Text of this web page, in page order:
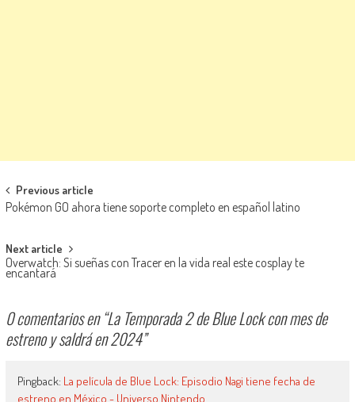
Navegación de entradas
Previous article
Pokémon GO ahora tiene soporte completo en español latino
Next article
Overwatch: Si sueñas con Tracer en la vida real este cosplay te
encantará
0 comentarios en “La Temporada 2 de Blue Lock con mes de
estreno y saldrá en 2024”
Pingback: La película de Blue Lock: Episodio Nagi tiene fecha de
estreno en México - Universo Nintendo